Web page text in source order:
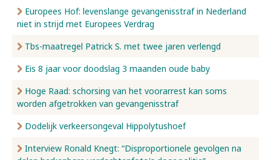
Europees Hof: levenslange gevangenisstraf in Nederland
niet in strijd met Europees Verdrag
Tbs-maatregel Patrick S. met twee jaren verlengd
Eis 8 jaar voor doodslag 3 maanden oude baby
Hoge Raad: schorsing van het voorarrest kan soms
worden afgetrokken van gevangenisstraf
Dodelijk verkeersongeval Hippolytushoef
Interview Ronald Knegt: “Disproportionele gevolgen na